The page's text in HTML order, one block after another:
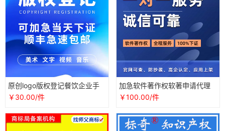
原创logo版权登记餐饮企业手
表服装立体图宣传册知识产权
申诉维护
￥30.00/件
加急软件著作权软著申请代理
代办知识产权计算机版权全包
￥100.00/件